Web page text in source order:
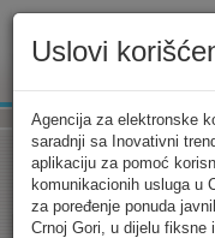
Tarifni
Uslovi
Agencija za elektronske
saradnji sa Inovativni
aplikaciju za pomoć
komunikacionih usluga u
za poređenje ponuda
Crnoj Gori, u dijelu fiksne